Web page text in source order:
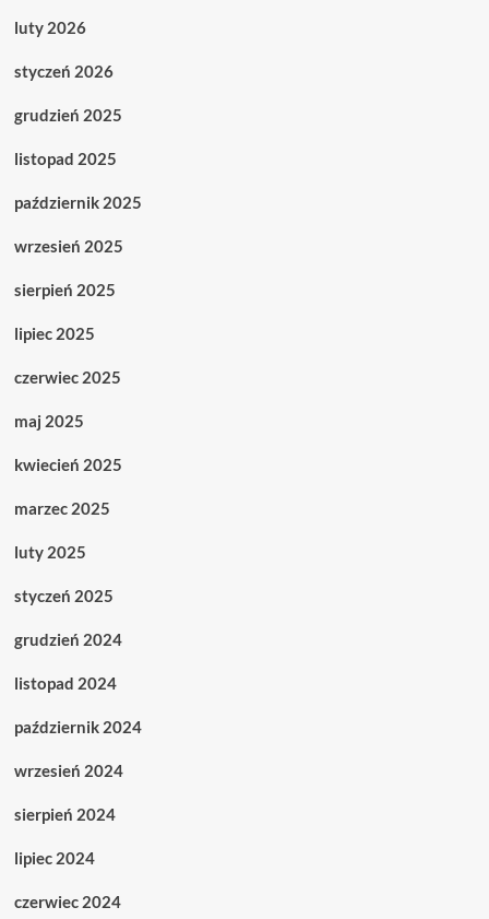
luty 2026
styczeń 2026
grudzień 2025
listopad 2025
październik 2025
wrzesień 2025
sierpień 2025
lipiec 2025
czerwiec 2025
maj 2025
kwiecień 2025
marzec 2025
luty 2025
styczeń 2025
grudzień 2024
listopad 2024
październik 2024
wrzesień 2024
sierpień 2024
lipiec 2024
czerwiec 2024